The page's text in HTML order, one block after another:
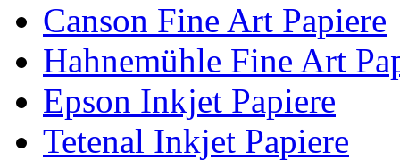
Canson Fine Art Papiere
Hahnemühle Fine Art
Epson Inkjet Papiere
Tetenal Inkjet Papiere